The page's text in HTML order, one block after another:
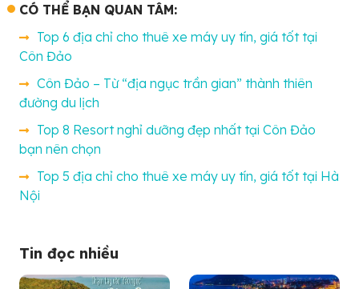
CÓ THỂ BẠN QUAN TÂM:
Top 6 địa chỉ cho thuê xe máy uy tín, giá tốt tại
Côn Đảo
Côn Đảo – Từ “địa ngục trần gian” thành thiên
đường du lịch
Top 8 Resort nghỉ dưỡng đẹp nhất tại Côn Đảo
bạn nên chọn
Top 5 địa chỉ cho thuê xe máy uy tín, giá tốt tại Hà
Nội
Tin đọc nhiều